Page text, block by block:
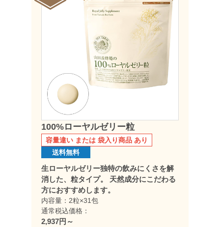
100%ローヤルゼリー粒
容量違い または 袋入り商品 あり
送料無料
生ローヤルゼリー独特の飲みにくさを解
消した、粒タイプ。 天然成分にこだわる
方におすすめします。
内容量：2粒×31包
通常税込価格：
2,937円～